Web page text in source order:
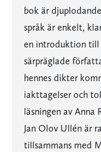
bok är
språk är enkelt,
en introduktion till
särpräglade
hennes dikter
iakttagelser och
läsningen av Anna
Jan Olov Ullén är
tillsammans med